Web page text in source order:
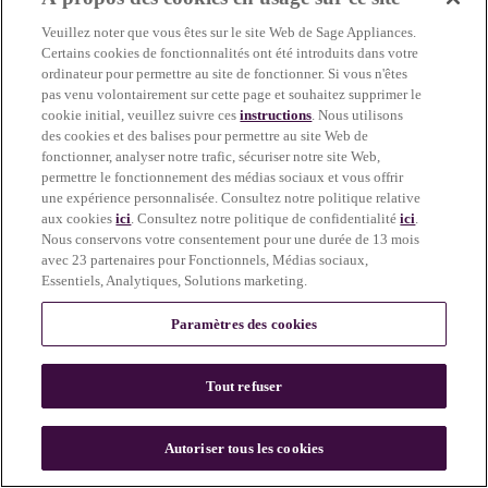
more information)
n
Veuillez noter que vous êtes sur le site Web de Sage Appliances.
Certains cookies de fonctionnalités ont été introduits dans votre
ordinateur pour permettre au site de fonctionner. Si vous n'êtes
pas venu volontairement sur cette page et souhaitez supprimer le
cookie initial, veuillez suivre cesinstructions. Nous utilisons
des cookies et des balises pour permettre au site Web de
fonctionner, analyser notre trafic, sécuriser notre site Web,
permettre le fonctionnement des médias sociaux et vous offrir
une expérience personnalisée. Consultez notre politique relative
aux cookiesici. Consultez notre politique de confidentialitéici.
Nous conservons votre consentement pour une durée de 13 mois
avec 23 partenaires pour Fonctionnels, Médias sociaux,
Essentiels, Analytiques, Solutions marketing.
Paramètres des cookies
Tout refuser
Autoriser tous les cookies